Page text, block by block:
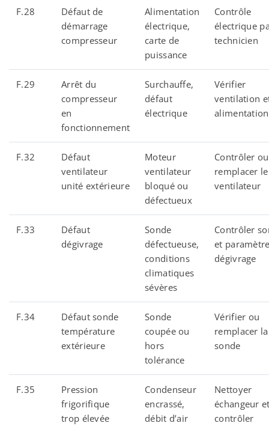
F.28
Défaut de
démarrage
compresseur
Alimentation
électrique,
carte de
puissance
Contrôle
électrique
technicien
F.29
Arrêt du
compresseur
en
fonctionnement
Surchauffe,
défaut
électrique
Vérifier
ventilation
alimentation
F.32
Défaut
ventilateur
unité extérieure
Moteur
ventilateur
bloqué ou
défectueux
Contrôler ou
remplacer le
ventilateur
F.33
Défaut
dégivrage
Sonde
défectueuse,
conditions
climatiques
sévères
Contrôler
et
dégivrage
F.34
Défaut sonde
température
extérieure
Sonde
coupée ou
hors
tolérance
Vérifier ou
remplacer la
sonde
F.35
Pression
frigorifique
trop élevée
Condenseur
encrassé,
débit d’air
Nettoyer
échangeur
contrôler